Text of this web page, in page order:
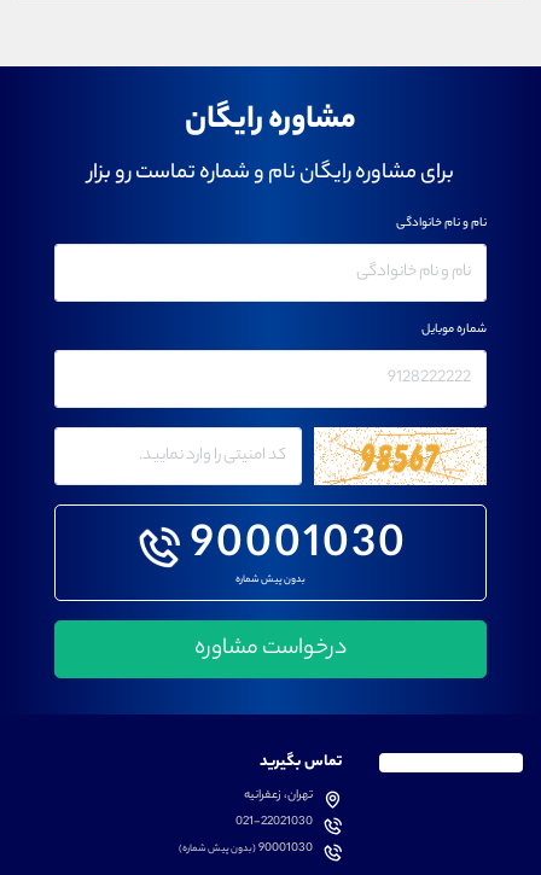
مشاوره رایگان
برای مشاوره رایگان نام و شماره تماست رو بزار
90001030
بدون پیش شماره
نام و نام خانوادگی
شماره موبایل
تماس بگیرید
تهران، زعفرانیه
021-22021030
90001030(بدون پیش شماره)